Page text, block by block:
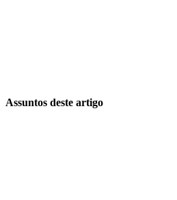
Assuntos deste artigo